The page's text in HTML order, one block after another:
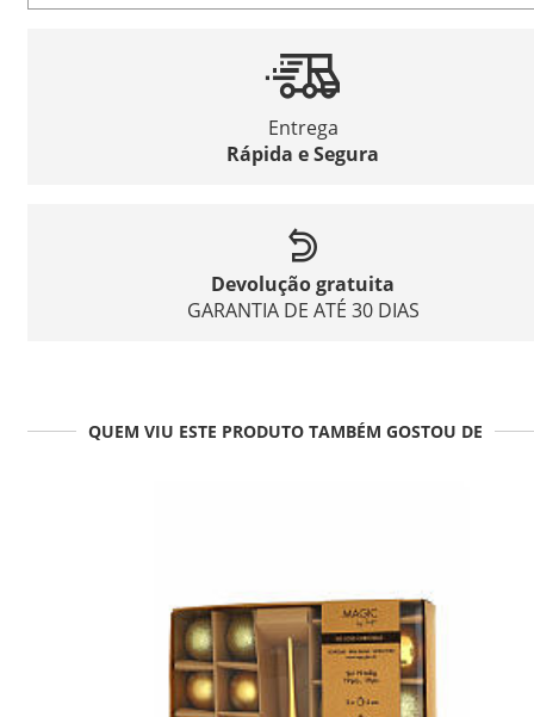
Entrega
Rápida e Segura
Devolução gratuita
GARANTIA DE ATÉ 30 DIAS
QUEM VIU ESTE PRODUTO TAMBÉM GOSTOU DE